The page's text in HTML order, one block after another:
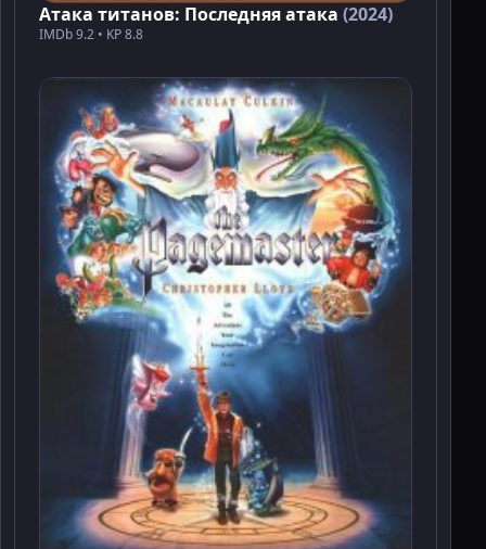
Атака титанов: Последняя атака (2024)
IMDb 9.2 • KP 8.8